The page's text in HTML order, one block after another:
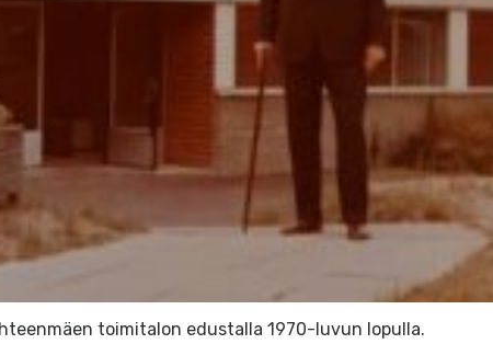
toimitalon edustalla 1970-luvun lopulla.